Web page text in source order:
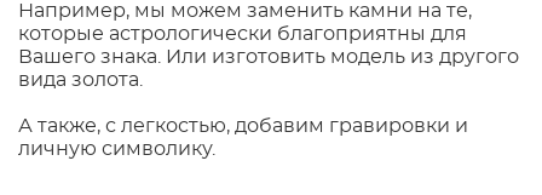
Например, мы можем заменить камни на те,
которые астрологически благоприятны для
Вашего знака. Или изготовить модель из другого
вида золота.
А также, с легкостью, добавим гравировки и
личную символику.